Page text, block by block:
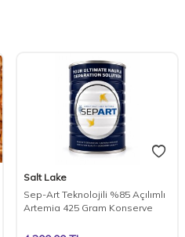
Salt Lake
Sep-Art Teknolojili %85 Açılımlı
Artemia 425 Gram Konserve